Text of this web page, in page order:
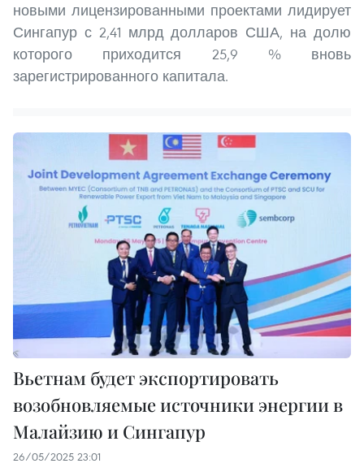
новыми лицензированными проектами лидирует
Сингапур с 2,41 млрд долларов США, на долю
которого приходится 25,9 % вновь
зарегистрированного капитала.
Вьетнам будет экспортировать
возобновляемые источники энергии в
Малайзию и Сингапур
26/05/2025 23:01